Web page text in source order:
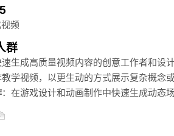
频
群
生成高质量视频内容的创意工作者和设计
教学视频，以更生动的方式展示复杂概念或
：在游戏设计和动画制作中快速生成动态